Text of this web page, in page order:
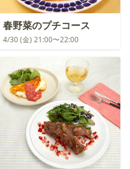
春野菜のプチコース
4/30 (金) 21:00〜22:00